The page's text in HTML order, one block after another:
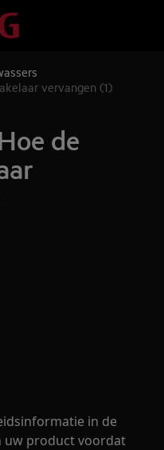
vervangen (1)
de
in de
uw product voordat